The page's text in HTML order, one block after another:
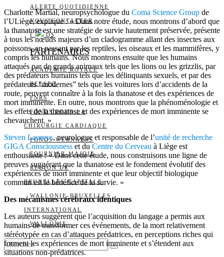
ALERTE QUOTIDIENNE
NOUS CONTACTER
I DS
PARTENAIRES
ACADÉMIE ROYALE
BELSPO
FNRS
FONDS POUR LA
CHIRURGIE CARDIAQUE
FONDS WERNAERS
FOURNIER-MAJOIE
RÉGION DE
BRUXELLES-CAPITALE
WALLONIE-BRUXELLES
INTERNATIONAL
WALLONIE
Charlotte Martial, neuropsychologue du Coma Science Group de
l’ULiège, explique : « Dans notre étude, nous montrons d’abord que
la thanatose est une stratégie de survie hautement préservée, présente
à tous les nœuds majeurs d’un cladogramme allant des insectes aux
poissons, en passant par les reptiles, les oiseaux et les mammifères, y
compris les humains. Nous montrons ensuite que les humains
attaqués par de grands animaux tels que les lions ou les grizzlis, par
des prédateurs humains tels que les délinquants sexuels, et par des
prédateurs “modernes” tels que les voitures lors d’accidents de la
route, peuvent connaître à la fois la thanatose et des expériences de
mort imminente. En outre, nous montrons que la phénoménologie et
les effets de la thanatose et des expériences de mort imminente se
chevauchent. »
Steven Laureys, neurologue et responsable de l’unité de recherche
GIGA Consciousness et du Centre du Cerveau à Liège est
enthousiaste : « Dans cette étude, nous construisons une ligne de
preuves suggérant que la thanatose est le fondement évolutif des
expériences de mort imminente et que leur objectif biologique
commun est le bénéfice de la survie. »
Des mécanismes cérébraux identiques
Les auteurs suggèrent que l’acquisition du langage a permis aux
humains de transformer ces événements, de la mort relativement
stéréotypée en cas d’attaques prédatrices, en perceptions riches qui
forment les expériences de mort imminente et s’étendent aux
situations non-prédatrices.